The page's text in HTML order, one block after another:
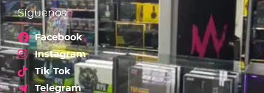
Síguenos
Facebook
Instagram
Tik Tok
Telegram